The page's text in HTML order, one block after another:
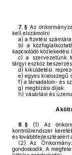
7. § Az
kell elszámolni
a) a fizetési
b) a
kapcsolódó közlekedési
c) a szervezetünk
tárgyi eszköz
d) kiküldetési,
e) egyes kisösszegű
f) a társadalom- és
g) megbízási díjak,
h) vásárlási és
A
8. § (1) Az
kontrollrendszer
és továbbfejlesztéséért
(2) Az
gondoskodik. A